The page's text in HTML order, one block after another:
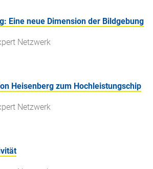
Eine neue Dimension der Bildgebung
Netzwerk
Heisenberg zum Hochleistungschip
Netzwerk